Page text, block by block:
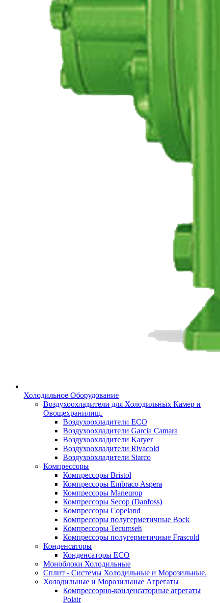
Холодильное Оборудование
Воздухоохладители для Холодильных Камер и
Овощехранилищ.
Воздухоохладители ECO
Воздухоохладители Garcia Camara
Воздухоохладители Karyer
Воздухоохладители Rivacold
Воздухоохладители Siarco
Компрессоры
Компрессоры Bristol
Компрессоры Embraco Aspera
Компрессоры Maneurop
Компрессоры Secop (Danfoss)
Компрессоры Copeland
Компрессоры полугерметичные Bock
Компрессоры Tecumseh
Компрессоры полугерметичные Frascold
Конденсаторы
Конденсаторы ECO
Моноблоки Холодильные
Сплит - Системы Холодильные и Морозильные.
Холодильные и Морозильные Агрегаты
Компрессорно-конденсаторные агрегаты
Polair